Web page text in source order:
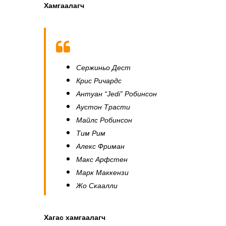
Хамгаалагч
Сержиньо Дест
Крис Ричардс
Антуан “Jedi” Робинсон
Аустон Трасти
Майлс Робинсон
Тим Рим
Алекс Фриман
Макс Арфстен
Марк Маккензи
Жо Скаалли
Хагас хамгаалагч